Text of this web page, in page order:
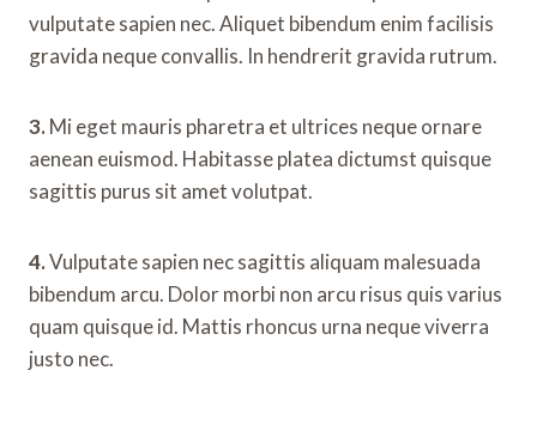
vulputate sapien nec. Aliquet bibendum enim facilisis
gravida neque convallis. In hendrerit gravida rutrum.
3. Mi eget mauris pharetra et ultrices neque ornare
aenean euismod. Habitasse platea dictumst quisque
sagittis purus sit amet volutpat.
4.Vulputate sapien nec sagittis aliquam malesuada
bibendum arcu. Dolor morbi non arcu risus quis varius
quam quisque id. Mattis rhoncus urna neque viverra
justo nec.